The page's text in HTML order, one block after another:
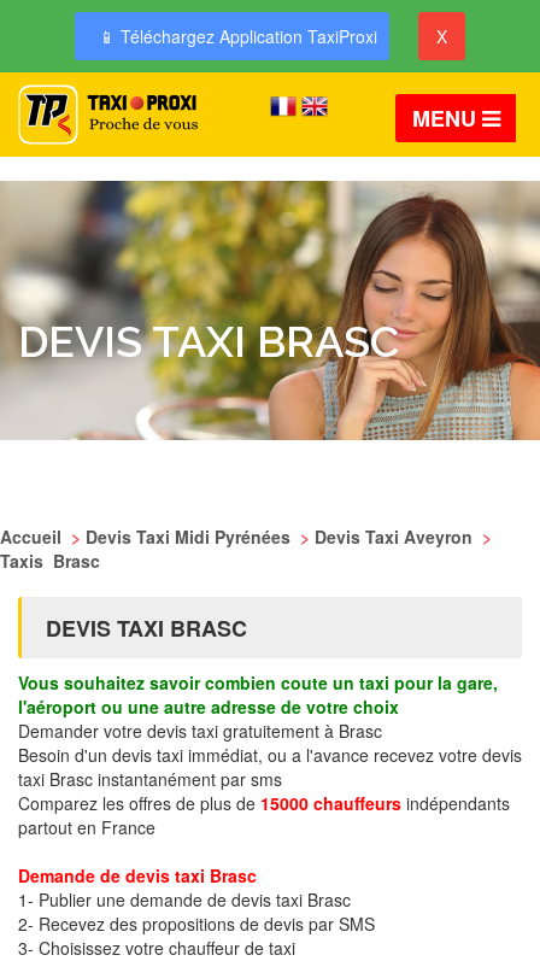
📱 Téléchargez Application TaxiProxi X
MENU
DEVIS TAXI BRASC
Accueil > Devis Taxi Midi Pyrénées > Devis Taxi Aveyron >
Taxis Brasc
DEVIS TAXI BRASC
Vous souhaitez savoir combien coute un taxi pour la gare,
l'aéroport ou une autre adresse de votre choix
Demander votre devis taxi gratuitement à Brasc
Besoin d'un devis taxi immédiat, ou a l'avance recevez votre devis
taxi Brasc instantanément par sms
Comparez les offres de plus de 15000 chauffeurs indépendants
partout en France
Demande de devis taxi Brasc
1- Publier une demande de devis taxi Brasc
2- Recevez des propositions de devis par SMS
3- Choisissez votre chauffeur de taxi